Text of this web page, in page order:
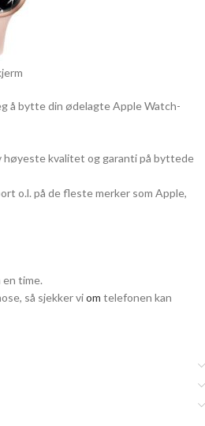
å bytte din ødelagte Apple Watch-
høyeste kvalitet og garanti på byttede
o.l. på de fleste merker som Apple,
time.
så sjekker viom telefonen kan